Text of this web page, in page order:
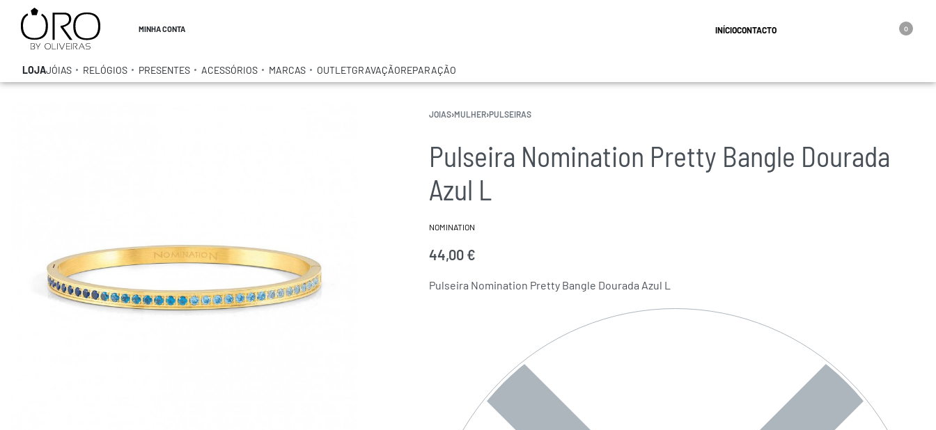
MINHA CONTA INÍCIOCONTACTO 0
LOJAJÓIAS RELÓGIOS PRESENTES ACESSÓRIOS MARCAS OUTLETGRAVAÇÃOREPARAÇÃO
JOIAS›MULHER›PULSEIRAS
Pulseira Nomination Pretty Bangle Dourada
Azul L
NOMINATION
44,00 €
Pulseira Nomination Pretty Bangle Dourada Azul L